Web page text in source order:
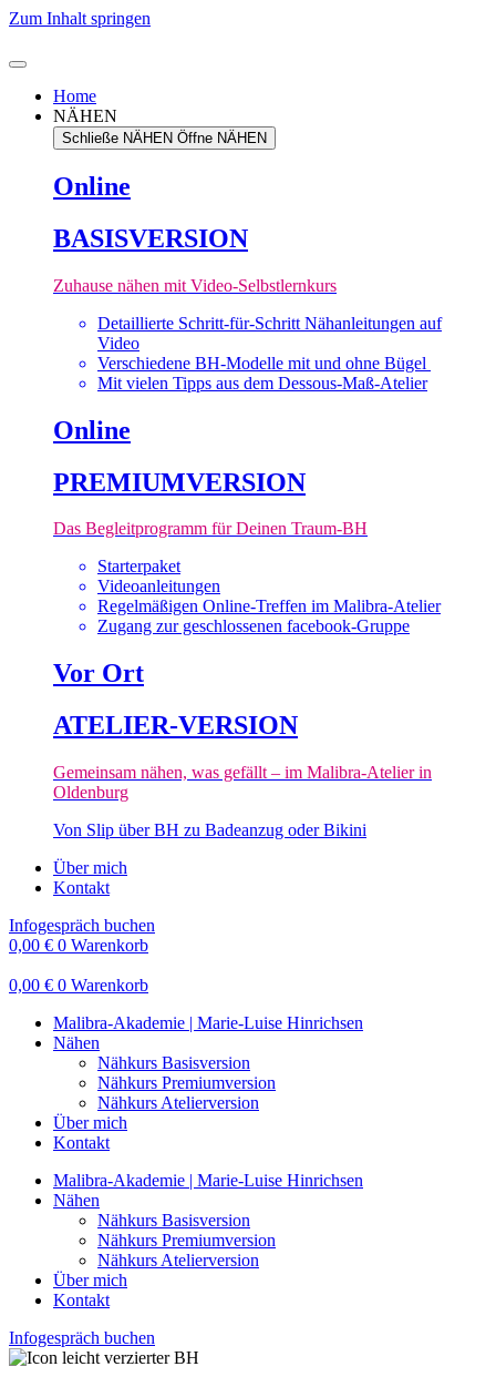
Zum Inhalt springen
Home
NÄHEN
Schließe NÄHEN Öffne NÄHEN
Online
BASISVERSION
Zuhause nähen mit Video-Selbstlernkurs
Detaillierte Schritt-für-Schritt Nähanleitungen auf
Video
Verschiedene BH-Modelle mit und ohne Bügel
Mit vielen Tipps aus dem Dessous-Maß-Atelier
Online
PREMIUMVERSION
Das Begleitprogramm für Deinen Traum-BH
Starterpaket
Videoanleitungen
Regelmäßigen Online-Treffen im Malibra-Atelier
Zugang zur geschlossenen facebook-Gruppe
Vor Ort
ATELIER-VERSION
Gemeinsam nähen, was gefällt – im Malibra-Atelier in
Oldenburg
Von Slip über BH zu Badeanzug oder Bikini
Über mich
Kontakt
Infogespräch buchen
0,00 € 0 Warenkorb
0,00 € 0 Warenkorb
Malibra-Akademie | Marie-Luise Hinrichsen
Nähen
Nähkurs Basisversion
Nähkurs Premiumversion
Nähkurs Atelierversion
Über mich
Kontakt
Malibra-Akademie | Marie-Luise Hinrichsen
Nähen
Nähkurs Basisversion
Nähkurs Premiumversion
Nähkurs Atelierversion
Über mich
Kontakt
Infogespräch buchen